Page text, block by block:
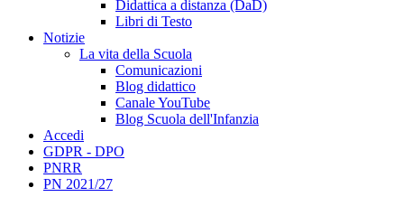
Didattica a distanza (DaD)
Libri di Testo
Notizie
La vita della Scuola
Comunicazioni
Blog didattico
Canale YouTube
Blog Scuola dell'Infanzia
Accedi
GDPR - DPO
PNRR
PN 2021/27